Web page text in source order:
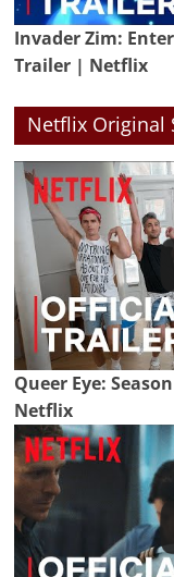
Invader Zim:
Trailer | Netflix
Netflix Original
Queer Eye:
Netflix